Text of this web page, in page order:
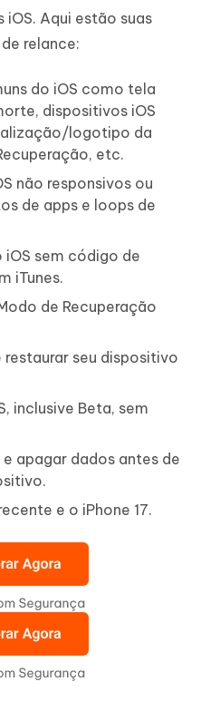
Aqui estão suas
relance:
do iOS como tela
dispositivos iOS
logotipo da
etc.
não responsivos ou
de apps e loops de
sem código de
iTunes.
de Recuperação
seu dispositivo
inclusive Beta, sem
e apagar dados antes de
e o iPhone 17.